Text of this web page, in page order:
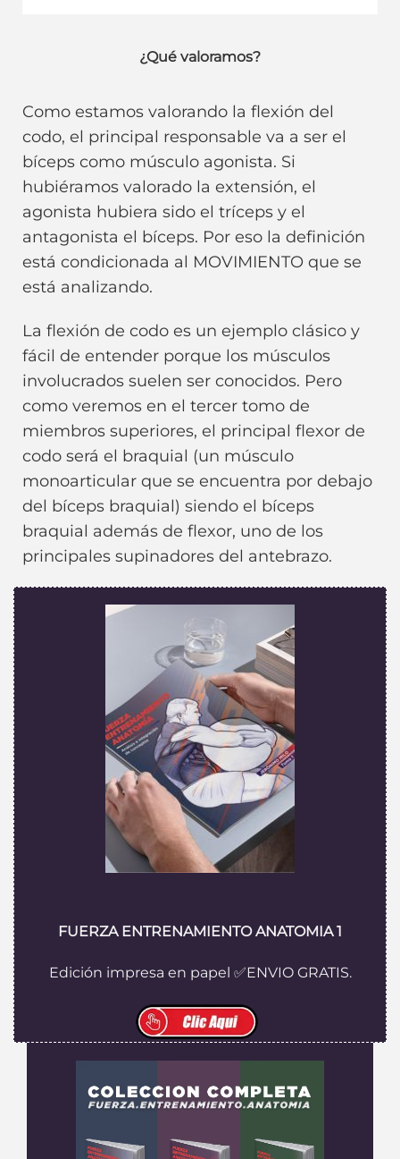
¿Qué valoramos?
Como estamos valorando la flexión del
codo, el principal responsable va a ser el
bíceps como músculo agonista. Si
hubiéramos valorado la extensión, el
agonista hubiera sido el tríceps y el
antagonista el bíceps. Por eso la definición
está condicionada al MOVIMIENTO que se
está analizando.
La flexión de codo es un ejemplo clásico y
fácil de entender porque los músculos
involucrados suelen ser conocidos. Pero
como veremos en el tercer tomo de
miembros superiores, el principal flexor de
codo será el braquial (un músculo
monoarticular que se encuentra por debajo
del bíceps braquial) siendo el bíceps
braquial además de flexor, uno de los
principales supinadores del antebrazo.
FUERZA ENTRENAMIENTO ANATOMIA 1
Edición impresa en papel ✅ENVIO GRATIS.